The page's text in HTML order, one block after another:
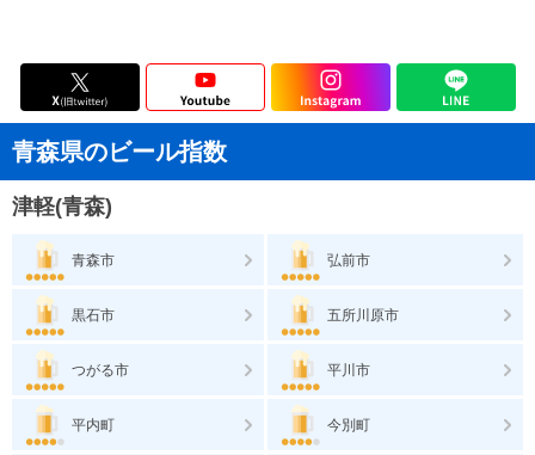
青森県のビール指数
津軽(青森)
青森市 弘前市
黒石市 五所川原市
つがる市 平川市
平内町 今別町